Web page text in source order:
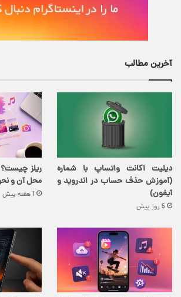
آخرین مطالب
دیلیت اکانت واتساپ با شماره
(آموزش حذف حساب در اندروید و
آیفون)
5 روز پیش
ریلز چیست؟
محل آن و
1 هفته پیش